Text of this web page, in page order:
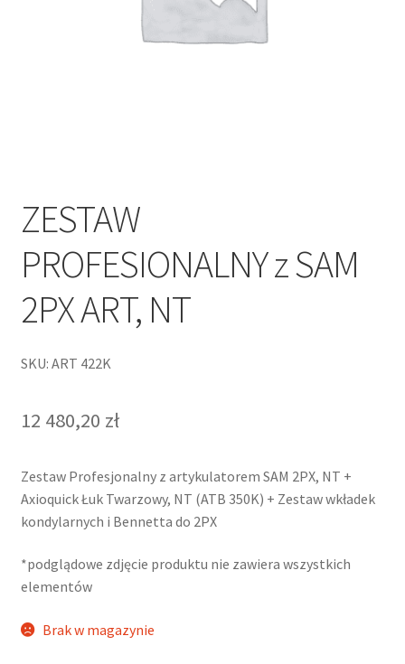
ZESTAW
PROFESIONALNY z SAM
2PX ART, NT
SKU: ART 422K
12 480,20 zł
Zestaw Profesjonalny z artykulatorem SAM 2PX, NT +
Axioquick Łuk Twarzowy, NT (ATB 350K) + Zestaw wkładek
kondylarnych i Bennetta do 2PX
*podglądowe zdjęcie produktu nie zawiera wszystkich
elementów
Brak w magazynie